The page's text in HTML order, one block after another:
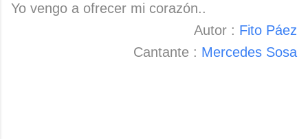
Yo vengo a ofrecer mi corazón..
Autor : Fito Páez
Cantante : Mercedes Sosa